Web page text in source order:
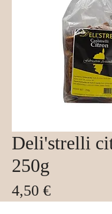
Deli'strelli
250g
4,50 €Prix